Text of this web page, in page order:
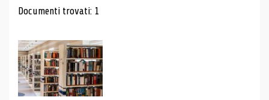
Risultati di ricerca
Documenti trovati: 1